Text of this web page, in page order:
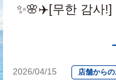
✨🌸✈️[무한 감사!]
2026/04/15 店舗から